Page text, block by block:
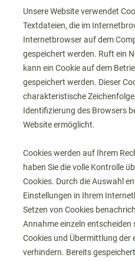
Unsere Website verwendet
Textdateien, die im
Internetbrowser auf dem
gespeichert werden. Ruft ein
kann ein Cookie auf dem
gespeichert werden. Dieser
charakteristische
Identifizierung des Browsers
Website ermöglicht.
Cookies werden auf Ihrem
haben Sie die volle Kontrolle
Cookies. Durch die Auswahl
Einstellungen in Ihrem
Setzen von Cookies
Annahme einzeln entscheiden
Cookies und Übermittlung der
verhindern. Bereits